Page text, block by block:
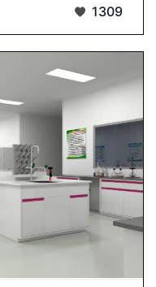
1309